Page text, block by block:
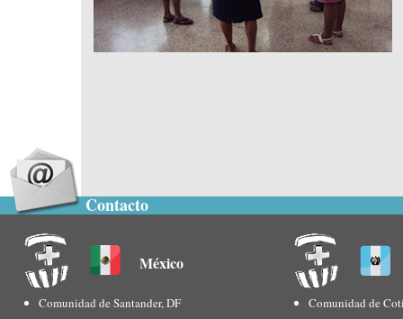
Contacto
México
Comunidad de Santander, DF
Comunidad de